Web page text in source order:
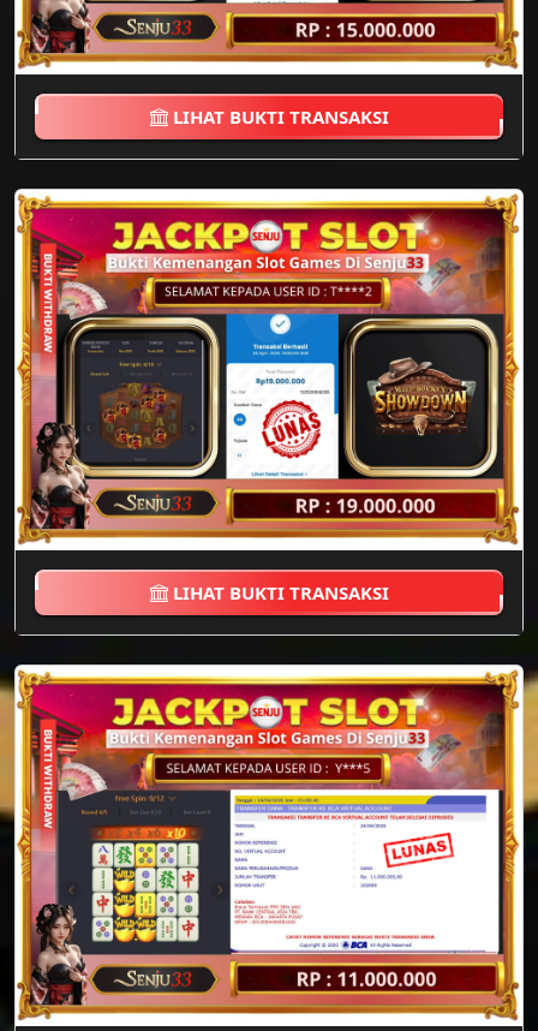
LIHAT BUKTI TRANSAKSI
LIHAT BUKTI TRANSAKSI